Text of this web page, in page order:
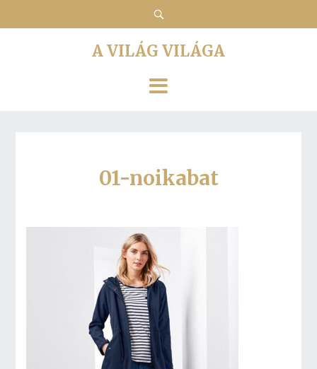
A VILÁG VILÁGA
01-noikabat